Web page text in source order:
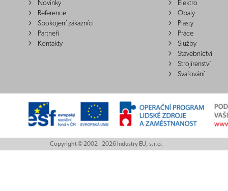
Novinky
Reference
Spokojení zákazníci
Partneři
Kontakty
Elektro
Obaly
Plasty
Práce
Služby
Stavebnictví
Strojírenství
Svařování
Copyright © 2002 - 2026 Industry EU, s.r.o.